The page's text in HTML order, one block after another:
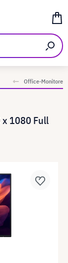
Office-Monitore
x 1080 Full